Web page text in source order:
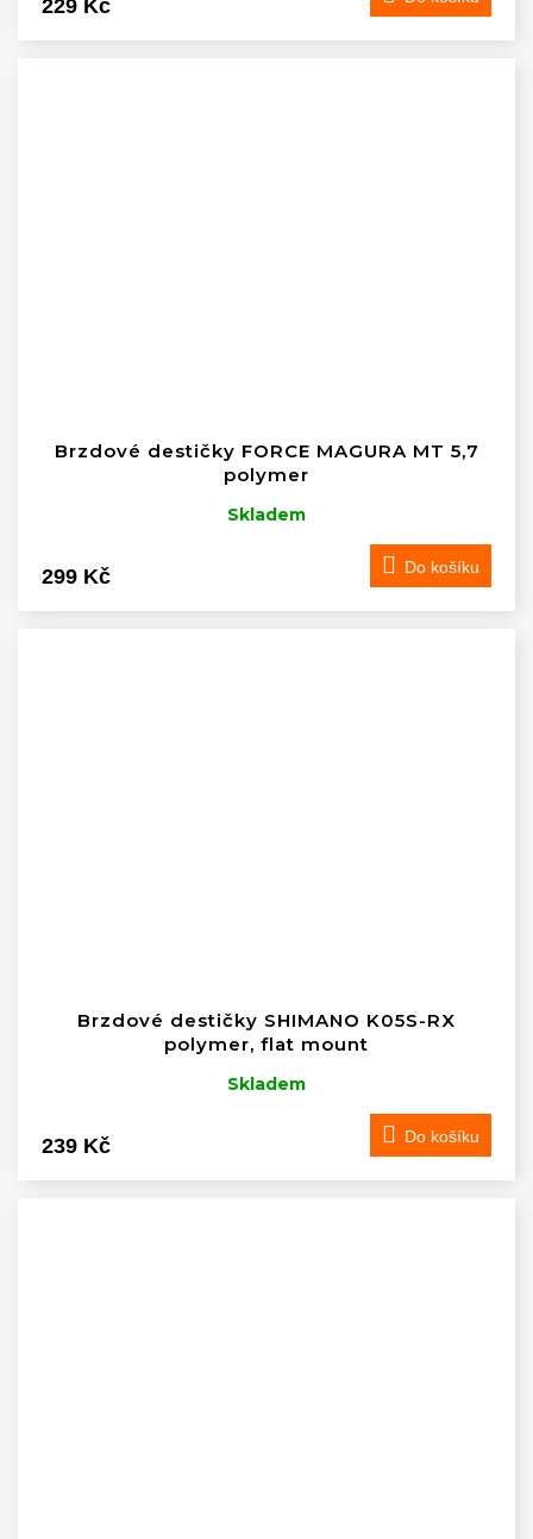
229 Kč
Brzdové destičky FORCE MAGURA MT 5,7
polymer
Skladem
299 Kč Do košíku
Brzdové destičky SHIMANO K05S-RX
polymer, flat mount
Skladem
239 Kč Do košíku